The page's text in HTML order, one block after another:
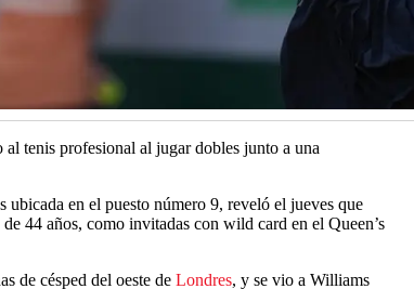
al tenis profesional al jugar dobles junto a una
en el puesto número 9, reveló el jueves que
de 44 años, como invitadas con wild card en el Queen’s
de césped del oeste de Londres, y se vio a Williams